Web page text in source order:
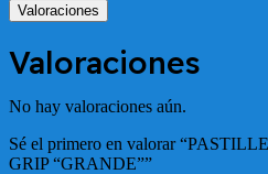
Valoraciones
Valoraciones
No hay valoraciones aún.
Sé el primero en valorar
GRIP “GRANDE””